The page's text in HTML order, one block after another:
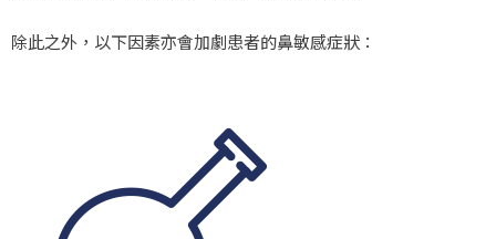
除此之外，以下因素亦會加劇患者的鼻敏感症狀：